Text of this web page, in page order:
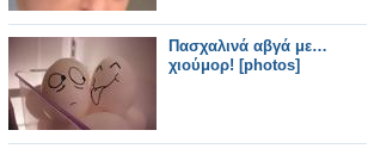
Πασχαλινά αβγά με…
χιούμορ! [photos]